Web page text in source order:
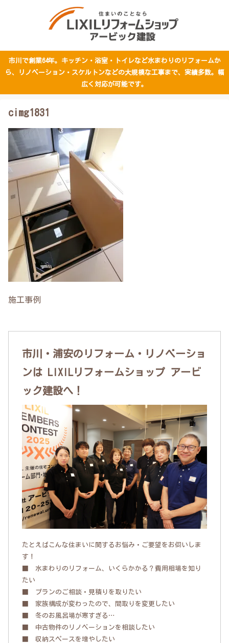
市川で創業64年。キッチン・浴室・トイレなど水まわりのリフォームか
ら、リノベーション・スケルトンなどの大規模な工事まで、実績多数。幅
広く対応が可能です。
cimg1831
施工事例
市川・浦安のリフォーム・リノベーショ
ンは LIXILリフォームショップ アービ
ック建設へ！
たとえばこんな住まいに関するお悩み・ご要望をお伺いしま
す！
■ 水まわりのリフォーム、いくらかかる？費用相場を知り
たい
■ プランのご相談・見積りを取りたい
■ 家族構成が変わったので、間取りを変更したい
■ 冬のお風呂場が寒すぎる…
■ 中古物件のリノベーションを相談したい
■ 収納スペースを増やしたい